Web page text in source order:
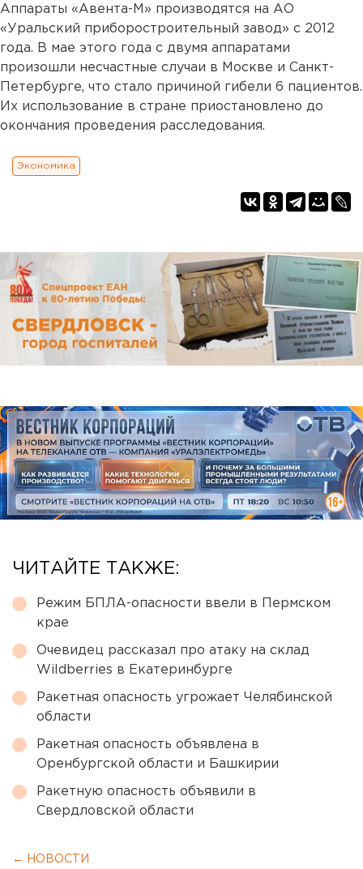
Аппараты «Авента-М» производятся на АО
«Уральский приборостроительный завод» с 2012
года. В мае этого года с двумя аппаратами
произошли несчастные случаи в Москве и Санкт-
Петербурге, что стало причиной гибели 6 пациентов.
Их использование в стране приостановлено до
окончания проведения расследования.
Экономика
ЧИТАЙТЕ ТАКЖЕ:
Режим БПЛА-опасности ввели в Пермском
крае
Очевидец рассказал про атаку на склад
Wildberries в Екатеринбурге
Ракетная опасность угрожает Челябинской
области
Ракетная опасность объявлена в
Оренбургской области и Башкирии
Ракетную опасность объявили в
Свердловской области
← НОВОСТИ